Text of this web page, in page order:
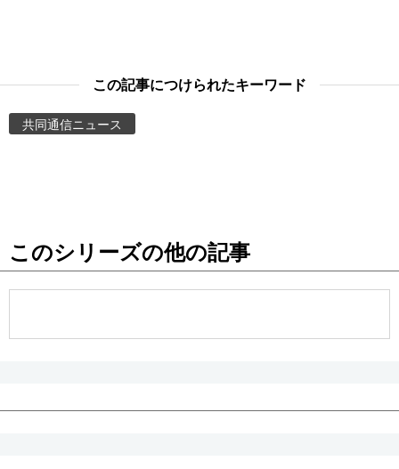
スポーツ・東京2020
Topics
Images
お知らせ
公式SNS
この記事につけられたキーワード
共同通信ニュース
このシリーズの他の記事